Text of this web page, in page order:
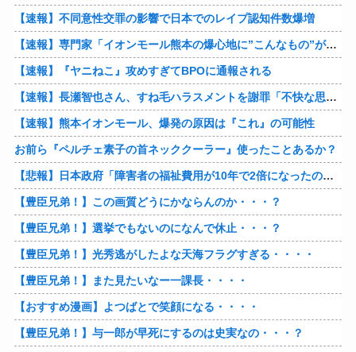
【速報】不同意性交罪の影響で日本でのレイプ認知件数爆増
【速報】専門家「イオンモール熊本の爆心地に”こんなもの”があったんだけど…」
【速報】『ヤニねこ』攻めすぎてBPOに通報される
【速報】長瀬智也さん、すね毛ハラスメントを謝罪「不快な思いをさせて申し訳ありませんでした」
【速報】熊本イオンモール、爆発の原因は『これ』の可能性
お前ら『ペルチェ素子の首ネッククーラー』使ったことあるか？
【悲報】日本政府「障害者の福祉費用が10年で2倍になったので抑制します」
【豊臣兄弟！】この画質どうにかならんのか・・・？
【豊臣兄弟！】選挙でもないのになんで休止・・・？
【豊臣兄弟！】光秀逃がしたよな天海フラグすぎる・・・・
【豊臣兄弟！】また見たいなー一課長・・・・
【おすすめ漫画】よつばとで笑顔になる・・・・
【豊臣兄弟！】与一郎が早死にするのは史実なの・・・？